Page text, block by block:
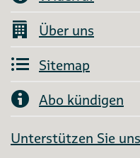
Über uns
Sitemap
Abo kündigen
Unterstützen Sie